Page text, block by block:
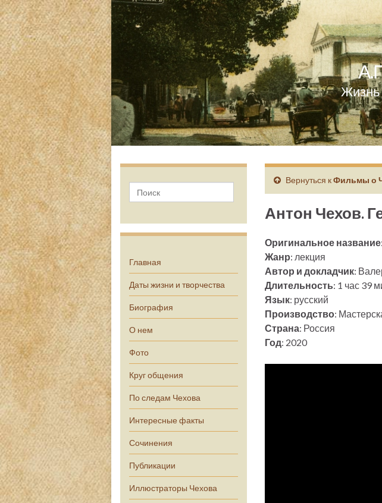
Жизнь
Главная
Даты жизни и творчества
Биография
О нем
Фото
Круг общения
По следам Чехова
Интересные факты
Сочинения
Публикации
Иллюстраторы Чехова
Вернуться кФильмы о
Антон Чехов.
Оригинальное название
Жанр: лекция
Автор и докладчик:
Длительность: 1 час 39
Язык: русский
Производство:
Страна: Россия
Год: 2020